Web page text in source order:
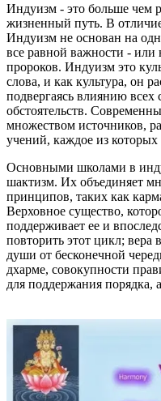
Индуизм - это больше чем
жизненный путь. В
Индуизм не основан на
все равной важности - или
пророков. Индуизм это
слова, и как культура, он
подвергаясь влиянию
обстоятельств.
множеством источников,
учений, каждое из
Основными школами в
шактизм. Их объединяет
принципов, таких как
Верховное существо,
поддерживает ее и
повторить этот цикл; вера
души от бесконечной
дхарме, совокупности
для поддержания порядка,